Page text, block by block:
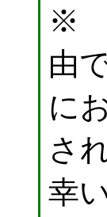
※
由
に
さ
幸